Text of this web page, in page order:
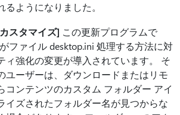
ようになりました。
スタマイズ] この更新プログラムで
ファイル desktop.ini 処理する方法に対
ィ強化の変更が導入されています。 そ
ユーザーは、ダウンロードまたはリモ
コンテンツのカスタム フォルダー アイ
イズされたフォルダー名が見つからな